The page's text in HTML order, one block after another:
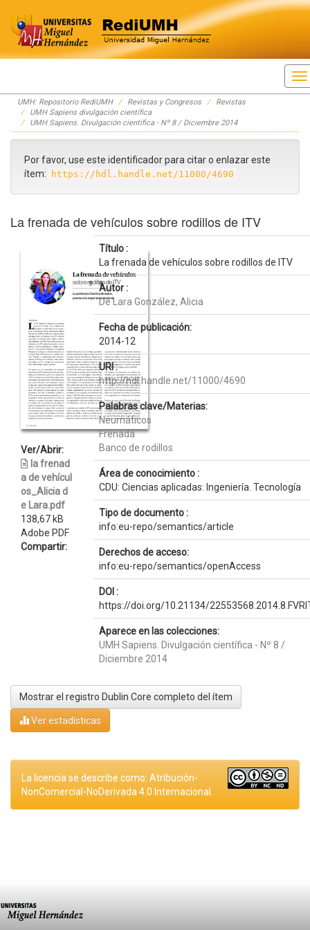
Skip
navigation
UMH: Repositorio RediUMH Revistas y Congresos
Revistas
UMH Sapiens divulgación científica
UMH Sapiens. Divulgación científica - Nº 8 / Diciembre 2014
Por favor, use este identificador para citar o enlazar este
ítem:
https://hdl.handle.net/11000/4690
La frenada de vehículos sobre rodillos de ITV
Ver/Abrir:
la frenad
a de vehícul
os_Alicia d
e Lara.pdf
138,67 kB
Adobe PDF
Compartir:
Título :
La frenada de vehículos sobre rodillos de ITV
Autor :
De Lara González, Alicia
Fecha de publicación:
2014-12
URI :
http://hdl.handle.net/11000/4690
Palabras clave/Materias:
Neumáticos
Frenada
Banco de rodillos
Área de conocimiento :
CDU: Ciencias aplicadas: Ingeniería. Tecnología
Tipo de documento :
info:eu-repo/semantics/article
Derechos de acceso:
info:eu-repo/semantics/openAccess
DOI :
https://doi.org/10.21134/
Aparece en las colecciones:
UMH Sapiens. Divulgación científica - Nº 8 /
Diciembre 2014
Mostrar el registro Dublin Core completo del ítem
Ver estadísticas
La licencia se describe como: Atribución-
NonComercial-NoDerivada 4.0 Internacional.